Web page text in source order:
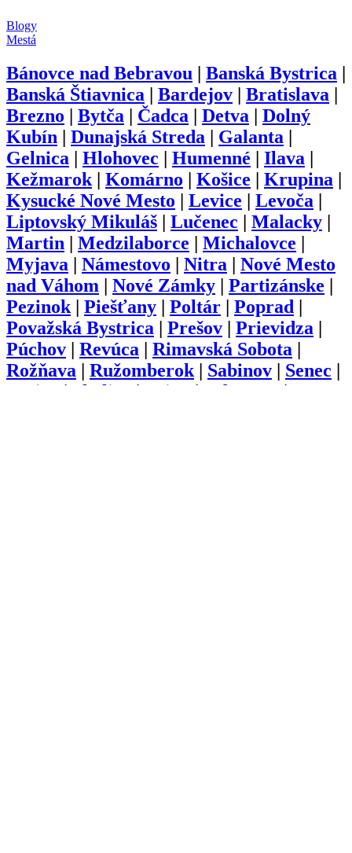
Blogy
Mestá
Bánovce nad Bebravou | Banská Bystrica |
Banská Štiavnica | Bardejov | Bratislava |
Brezno | Bytča | Čadca | Detva | Dolný
Kubín | Dunajská Streda | Galanta |
Gelnica | Hlohovec | Humenné | Ilava |
Kežmarok | Komárno | Košice | Krupina |
Kysucké Nové Mesto | Levice | Levoča |
Liptovský Mikuláš | Lučenec | Malacky |
Martin | Medzilaborce | Michalovce |
Myjava | Námestovo | Nitra | Nové Mesto
nad Váhom | Nové Zámky | Partizánske |
Pezinok | Piešťany | Poltár | Poprad |
Považská Bystrica | Prešov | Prievidza |
Púchov | Revúca | Rimavská Sobota |
Rožňava | Ružomberok | Sabinov | Senec |
Senica
| Skalica | Snina | Sobrance
|